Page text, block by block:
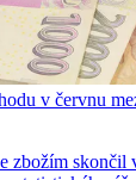
v červnu
zbožím skončil